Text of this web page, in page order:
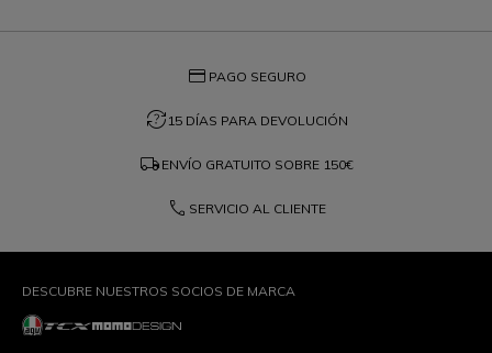
credit_card PAGO SEGURO
question_exchange 15 DÍAS PARA DEVOLUCIÓN
local_shipping ENVÍO GRATUITO SOBRE 150€
phone SERVICIO AL CLIENTE
DESCUBRE NUESTROS SOCIOS DE MARCA